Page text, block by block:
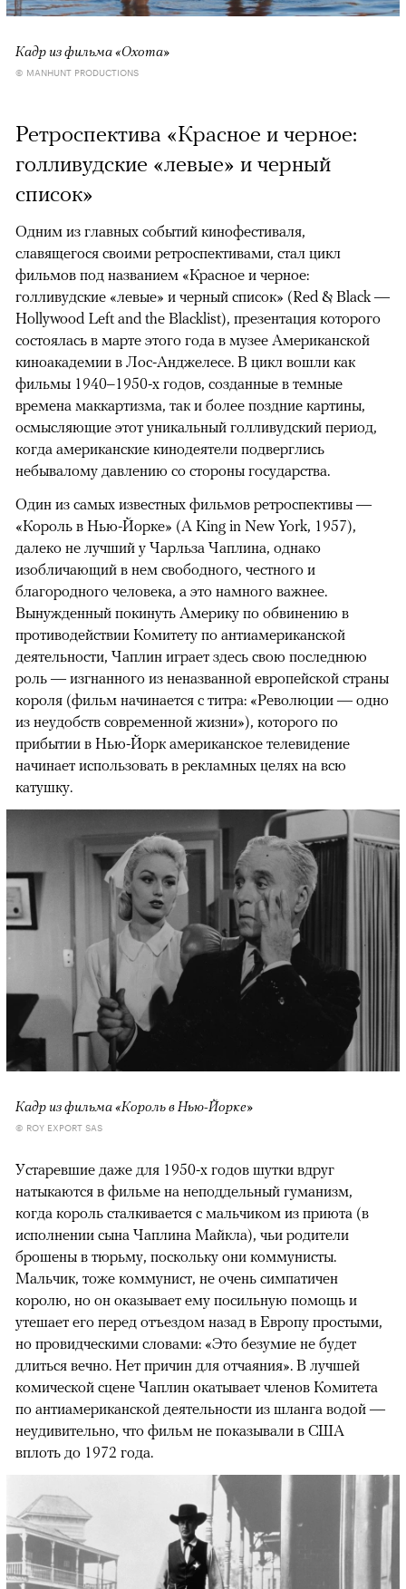
Кадр из фильма «Охота»
© MANHUNT PRODUCTIONS
Ретроспектива «Красное и черное:
голливудские «левые» и черный
список»
Одним из главных событий кинофестиваля,
славящегося своими ретроспективами, стал цикл
фильмов под названием «Красное и черное:
голливудские «левые» и черный список» (Red & Black —
Hollywood Left and the Blacklist), презентация которого
состоялась в марте этого года в музее Американской
киноакадемии в Лос-Анджелесе. В цикл вошли как
фильмы 1940–1950-х годов, созданные в темные
времена маккартизма, так и более поздние картины,
осмысляющие этот уникальный голливудский период,
когда американские кинодеятели подверглись
небывалому давлению со стороны государства.
Один из самых известных фильмов ретроспективы —
«Король в Нью-Йорке» (A King in New York, 1957),
далеко не лучший у Чарльза Чаплина, однако
изобличающий в нем свободного, честного и
благородного человека, а это намного важнее.
Вынужденный покинуть Америку по обвинению в
противодействии Комитету по антиамериканской
деятельности, Чаплин играет здесь свою последнюю
роль — изгнанного из неназванной европейской страны
короля (фильм начинается с титра: «Революции — одно
из неудобств современной жизни»), которого по
прибытии в Нью-Йорк американское телевидение
начинает использовать в рекламных целях на всю
катушку.
Кадр из фильма «Король в Нью-Йорке»
© ROY EXPORT SAS
Устаревшие даже для 1950-х годов шутки вдруг
натыкаются в фильме на неподдельный гуманизм,
когда король сталкивается с мальчиком из приюта (в
исполнении сына Чаплина Майкла), чьи родители
брошены в тюрьму, поскольку они коммунисты.
Мальчик, тоже коммунист, не очень симпатичен
королю, но он оказывает ему посильную помощь и
утешает его перед отъездом назад в Европу простыми,
но провидческими словами: «Это безумие не будет
длиться вечно. Нет причин для отчаяния». В лучшей
комической сцене Чаплин окатывает членов Комитета
по антиамериканской деятельности из шланга водой —
неудивительно, что фильм не показывали в США
вплоть до 1972 года.